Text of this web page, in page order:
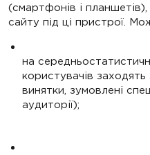
(смартфонів і
сайту під ці пристрої.
на
користувачів
винятки, зумовлені
аудиторії);